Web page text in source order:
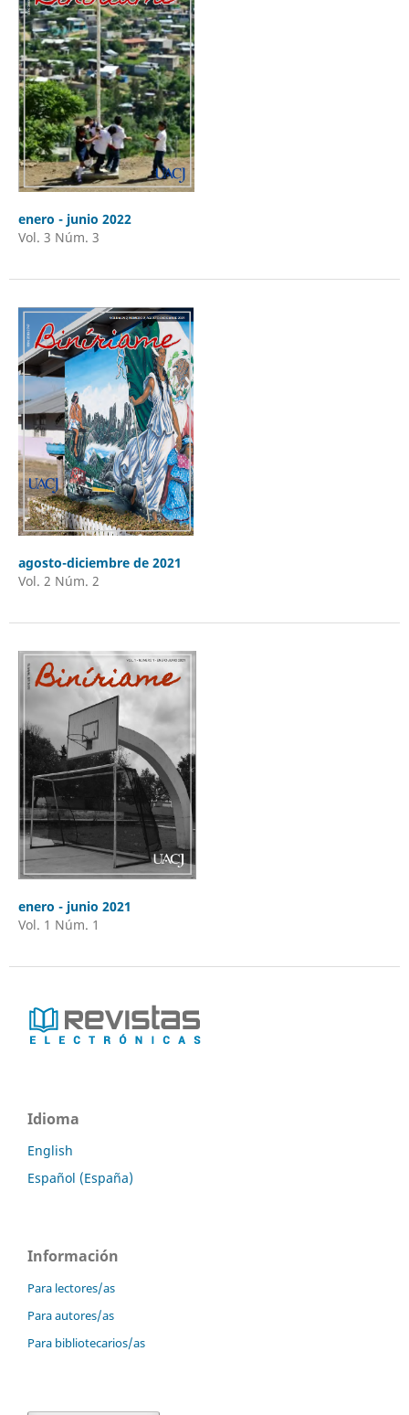
enero - junio 2022
Vol. 3 Núm. 3
agosto-diciembre de 2021
Vol. 2 Núm. 2
enero - junio 2021
Vol. 1 Núm. 1
Idioma
English
Español (España)
Información
Para lectores/as
Para autores/as
Para bibliotecarios/as